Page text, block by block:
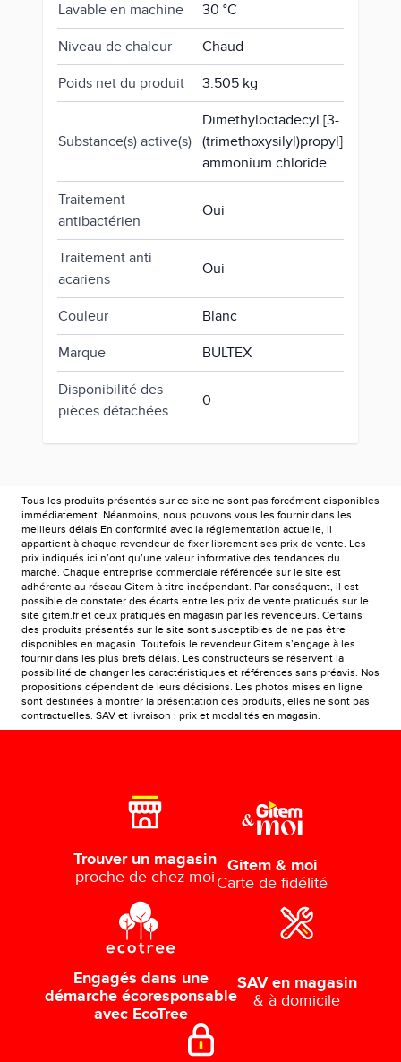
Lavable en machine 30 °C
Niveau de chaleur Chaud
Poids net du produit 3.505 kg
Substance(s) active(s)
Dimethyloctadecyl [3-
(trimethoxysilyl)propyl]
ammonium chloride
Traitement
antibactérien
Oui
Traitement anti
acariens
Oui
Couleur Blanc
Marque BULTEX
Disponibilité des
pièces détachées
0
Tous les produits présentés sur ce site ne sont pas forcément disponibles
immédiatement. Néanmoins, nous pouvons vous les fournir dans les
meilleurs délais En conformité avec la réglementation actuelle, il
appartient à chaque revendeur de fixer librement ses prix de vente. Les
prix indiqués ici n’ont qu’une valeur informative des tendances du
marché. Chaque entreprise commerciale référencée sur le site est
adhérente au réseau Gitem à titre indépendant. Par conséquent, il est
possible de constater des écarts entre les prix de vente pratiqués sur le
site gitem.fr et ceux pratiqués en magasin par les revendeurs. Certains
des produits présentés sur le site sont susceptibles de ne pas être
disponibles en magasin. Toutefois le revendeur Gitem s’engage à les
fournir dans les plus brefs délais. Les constructeurs se réservent la
possibilité de changer les caractéristiques et références sans préavis. Nos
propositions dépendent de leurs décisions. Les photos mises en ligne
sont destinées à montrer la présentation des produits, elles ne sont pas
contractuelles. SAV et livraison : prix et modalités en magasin.
Trouver un magasin
proche de chez moi
Gitem & moi
Carte de fidélité
Engagés dans une
démarche écoresponsable
avec EcoTree
SAV en magasin
& à domicile